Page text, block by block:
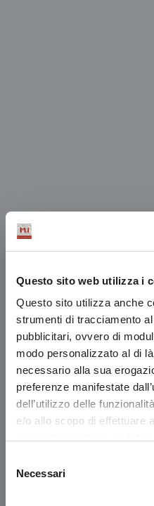
Questo sito web utilizza i
Questo sito utilizza anche
strumenti di tracciamento
pubblicitari, ovvero di
modo personalizzato al di
necessario alla sua
preferenze manifestate
dell’utilizzo delle
e/o allo scopo di effettuare
nostro sito, con i nostri
dei dati web, pubblicità e
delNecessari